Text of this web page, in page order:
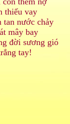
thiếu vay
tan nước chảy
mây bay
đời sương gió
tay!